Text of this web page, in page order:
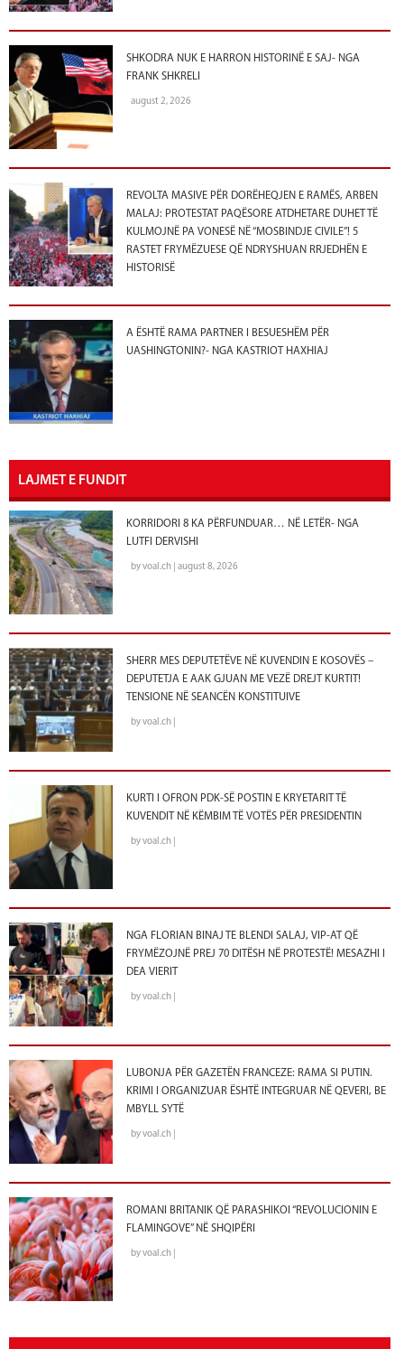
SHKODRA NUK E HARRON HISTORINË E SAJ- NGA
FRANK SHKRELI
august 2, 2026
REVOLTA MASIVE PËR DORËHEQJEN E RAMËS, ARBEN
MALAJ: PROTESTAT PAQËSORE ATDHETARE DUHET TË
KULMOJNË PA VONESË NË “MOSBINDJE CIVILE”! 5
RASTET FRYMËZUESE QË NDRYSHUAN RRJEDHËN E
HISTORISË
A ËSHTË RAMA PARTNER I BESUESHËM PËR
UASHINGTONIN?- NGA KASTRIOT HAXHIAJ
LAJMET E FUNDIT
KORRIDORI 8 KA PËRFUNDUAR… NË LETËR- NGA
LUTFI DERVISHI
by voal.ch | august 8, 2026
SHERR MES DEPUTETËVE NË KUVENDIN E KOSOVËS –
DEPUTETJA E AAK GJUAN ME VEZË DREJT KURTIT!
TENSIONE NË SEANCËN KONSTITUIVE
by voal.ch |
KURTI I OFRON PDK-SË POSTIN E KRYETARIT TË
KUVENDIT NË KËMBIM TË VOTËS PËR PRESIDENTIN
by voal.ch |
NGA FLORIAN BINAJ TE BLENDI SALAJ, VIP-AT QË
FRYMËZOJNË PREJ 70 DITËSH NË PROTESTË! MESAZHI I
DEA VIERIT
by voal.ch |
LUBONJA PËR GAZETËN FRANCEZE: RAMA SI PUTIN.
KRIMI I ORGANIZUAR ËSHTË INTEGRUAR NË QEVERI, BE
MBYLL SYTË
by voal.ch |
ROMANI BRITANIK QË PARASHIKOI “REVOLUCIONIN E
FLAMINGOVE” NË SHQIPËRI
by voal.ch |